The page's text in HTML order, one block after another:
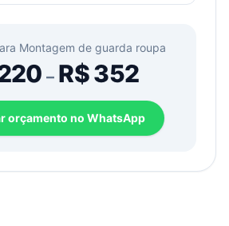
Montagem de guarda roupa
–R$352
orçamento no WhatsApp